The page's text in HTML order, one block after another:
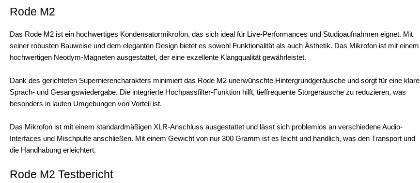
Rode M2
Das Rode M2 ist ein hochwertiges Kondensatormikrofon, das sich ideal für Live-Performances und Studioaufnahmen eignet. Mit
seiner robusten Bauweise und dem eleganten Design bietet es sowohl Funktionalität als auch Ästhetik. Das Mikrofon ist mit einem
hochwertigen Neodym-Magneten ausgestattet, der eine exzellente Klangqualität gewährleistet.
Dank des gerichteten Supernierencharakters minimiert das Rode M2 unerwünschte Hintergrundgeräusche und sorgt für eine klare
Sprach- und Gesangswiedergabe. Die integrierte Hochpassfilter-Funktion hilft, tieffrequente Störgeräusche zu reduzieren, was
besonders in lauten Umgebungen von Vorteil ist.
Das Mikrofon ist mit einem standardmäßigen XLR-Anschluss ausgestattet und lässt sich problemlos an verschiedene Audio-
Interfaces und Mischpulte anschließen. Mit einem Gewicht von nur 300 Gramm ist es leicht und handlich, was den Transport und
die Handhabung erleichtert.
Rode M2 Testbericht